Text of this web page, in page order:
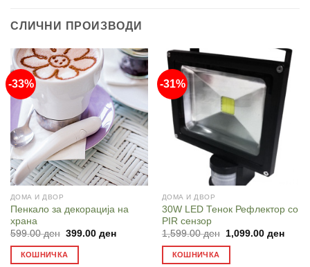
СЛИЧНИ ПРОИЗВОДИ
-33%
ДОМА И ДВОР
Пенкало за декорација на
храна
599.00ден Original
was:
599.00 ден.
399.00 денCurrent
КОШНИЧКА
-31%
ДОМА И ДВОР
30W LED Тенок Рефлектор со
PIR сензор
1,599.00ден
Original
1,099.00 ден
КОШНИЧКА